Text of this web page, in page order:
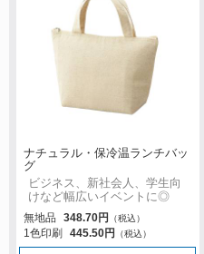
ナチュラル・保冷温ランチバッ
グ
ビジネス、新社会人、学生向
けなど幅広いイベントに◎
無地品
348.70円 （税込）
1色印刷 445.50円 （税込）